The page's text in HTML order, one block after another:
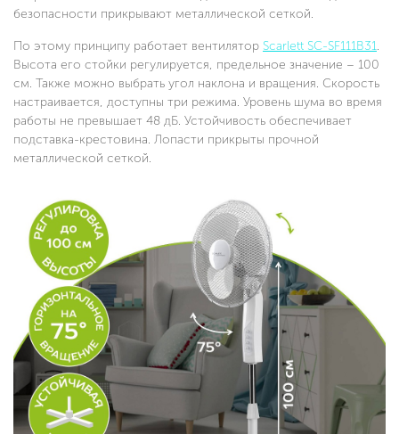
безопасности прикрывают металлической сеткой.
По этому принципу работает вентилятор Scarlett SC-SF111B31.
Высота его стойки регулируется, предельное значение – 100
см. Также можно выбрать угол наклона и вращения. Скорость
настраивается, доступны три режима. Уровень шума во время
работы не превышает 48 дБ. Устойчивость обеспечивает
подставка-крестовина. Лопасти прикрыты прочной
металлической сеткой.